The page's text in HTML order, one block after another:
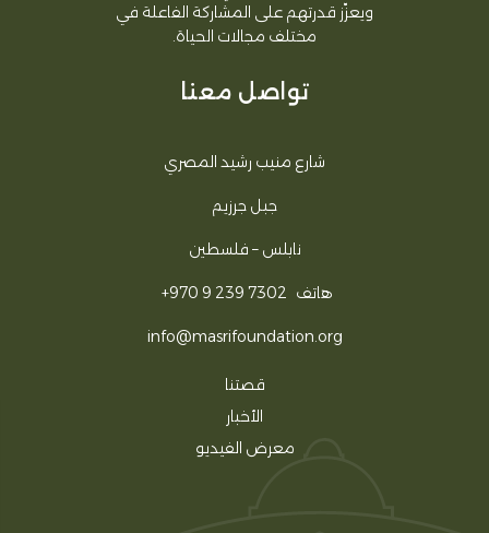
ويعزّز قدرتهم على المشاركة الفاعلة في
مختلف مجالات الحياة.
تواصل معنا
شارع منيب رشيد المصري
جبل جرزيم
نابلس – فلسطين
هاتف +970 9 239 7302
info@masrifoundation.org
قصتنا
الأخبار
معرض الفيديو